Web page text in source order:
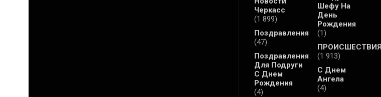
Черкасс
(1 899)
Поздравления
(47)
Поздравления
Для Подруги
С Днем
Рождения
(4)
Шефу На
День
Рождения
(1)
ПРОИСШЕСТВИЯ
(1 913)
С Днем
Ангела
(4)